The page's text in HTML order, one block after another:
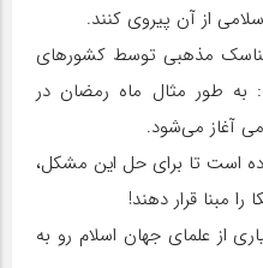
از آن پیروی کنند.
مناسک مذهبی توسط کشورهای
به طور مثال ماه رمضان در
آغاز می‌شود.
است تا برای حل این مشکل،
مبنا قرار دهند!
از علمای جهان اسلام رو به